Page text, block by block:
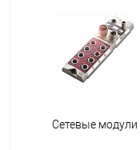
Сетевые модули